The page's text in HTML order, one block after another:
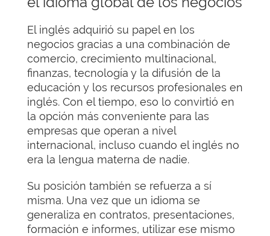
El inglés adquirió su papel en los
negocios gracias a una combinación de
comercio, crecimiento multinacional,
finanzas, tecnología y la difusión de la
educación y los recursos profesionales en
inglés. Con el tiempo, eso lo convirtió en
la opción más conveniente para las
empresas que operan a nivel
internacional, incluso cuando el inglés no
era la lengua materna de nadie.
Su posición también se refuerza a sí
misma. Una vez que un idioma se
generaliza en contratos, presentaciones,
formación e informes, utilizar ese mismo